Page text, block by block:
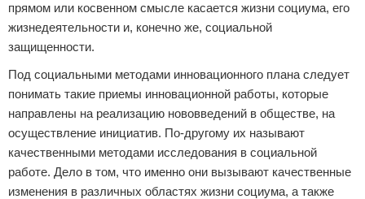
прямом или косвенном смысле касается жизни социума, его
жизнедеятельности и, конечно же, социальной
защищенности.
Под социальными методами инновационного плана следует
понимать такие приемы инновационной работы, которые
направлены на реализацию нововведений в обществе, на
осуществление инициатив. По-другому их называют
качественными методами исследования в социальной
работе. Дело в том, что именно они вызывают качественные
изменения в различных областях жизни социума, а также